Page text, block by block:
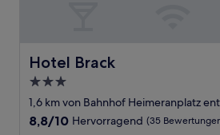
Hotel Brack
Hotel Brack
3.0-
Sterne-
Unterkunft
1,6 km von Bahnhof Heimeranplatz
8.8
8,8/10 Hervorragend (35